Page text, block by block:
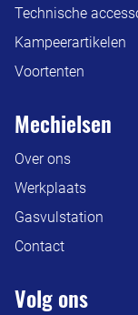
Technische
Kampeerartikelen
Voortenten
Mechielsen
Over ons
Werkplaats
Gasvulstation
Contact
Volg ons